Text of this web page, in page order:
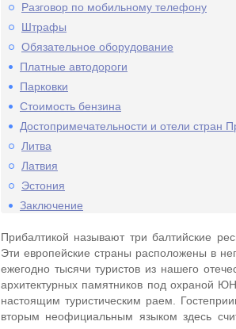
Разговор по мобильному телефону
Штрафы
Обязательное оборудование
Платные автодороги
Парковки
Стоимость бензина
Достопримечательности и отели стран
Литва
Латвия
Эстония
Заключение
Прибалтикой называют три балтийские
Эти европейские страны расположены в
ежегодно тысячи туристов из нашего
архитектурных памятников под охраной
настоящим туристическим раем.
вторым неофициальным языком здесь